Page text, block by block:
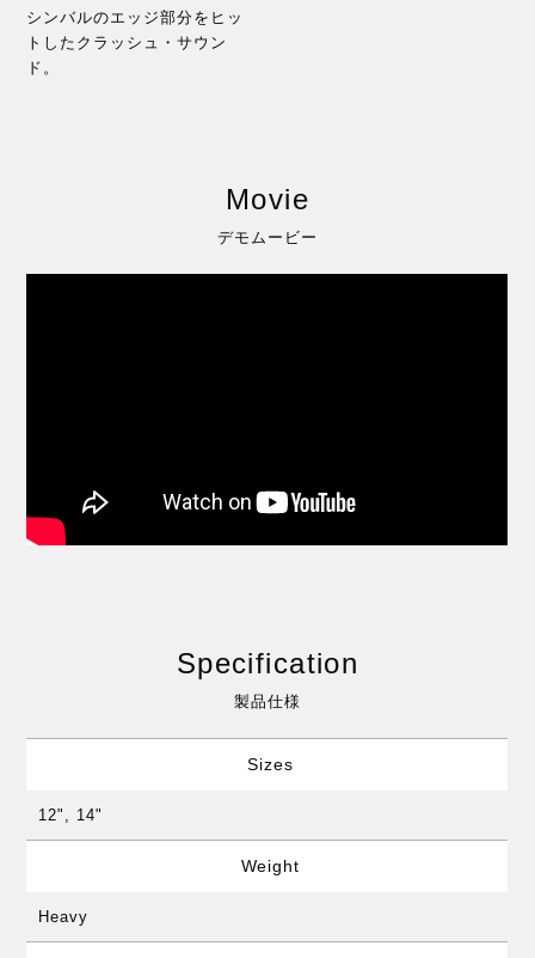
シンバルのエッジ部分をヒッ
トしたクラッシュ・サウン
ド。
Movie
デモムービー
Specification
製品仕様
Sizes
12", 14"
Weight
Heavy